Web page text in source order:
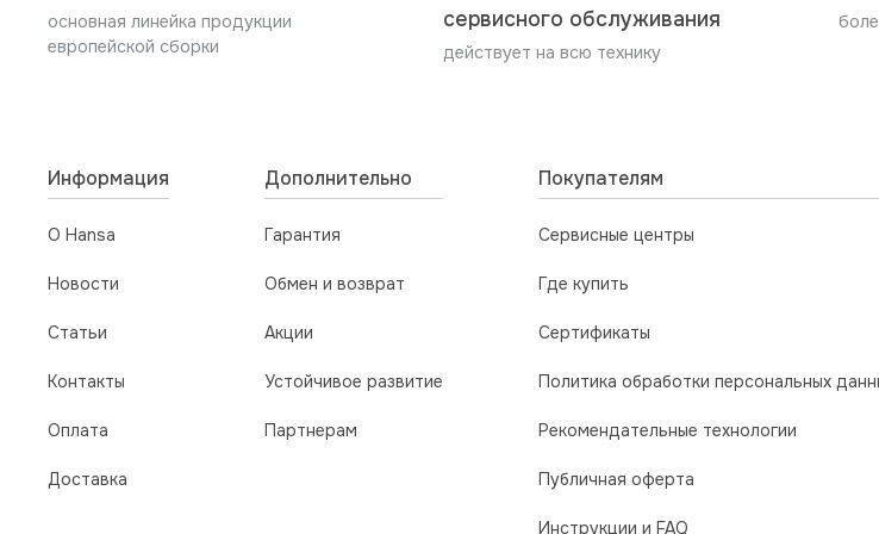
5. В случае нарушений требований инструкции производителя изделия, по
основная линейка продукции
европейской сборки
сервисного обслуживания
действует на всю технику
Информация
О Hansa
Новости
Статьи
Контакты
Оплата
Доставка
Дополнительно
Гарантия
Обмен и возврат
Акции
Устойчивое развитие
Партнерам
Покупателям
Сервисные центры
Где купить
Сертификаты
Политика обработки персональных
Рекомендательные технологии
Публичная оферта
Инструкции и FAQ